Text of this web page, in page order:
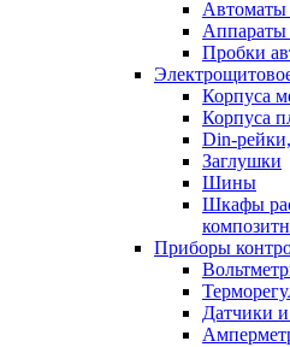
Автоматы
Пробки
Корпуса
Корпуса
Din-
Заглушки
Шины
Шкафы
Приборы
Датчики